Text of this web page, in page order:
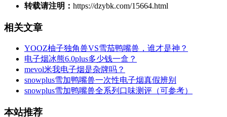
转载请注明： https://dzybk.com/15664.html
相关文章
YOOZ柚子独角兽VS雪茄鸭嘴兽，谁才是神？
电子烟冰熊6.0plus多少钱一盒？
mevol米我电子烟是杂牌吗？
snowplus雪加鸭嘴兽一次性电子烟真假辨别
snowplus雪加鸭嘴兽全系列口味测评（可参考）
本站推荐